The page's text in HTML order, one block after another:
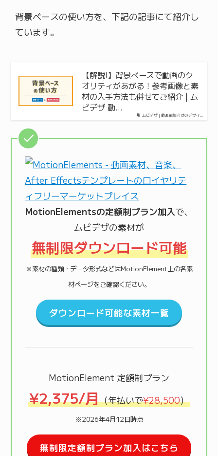
背景ベースの使い方を、下記の記事にて紹介し
ています。
ムビデザ | 動画編集向けのデザイ…
【解説!】背景ベースで動画のク
オリティがあがる！参考画像と素
材の入手方法も併せてご紹介 | ム
ビデザ 動…
MotionElementsの定額制プラン加入で、
ムビデザの素材が
無制限ダウンロード可能
※素材の種類・データ形式などはMotionElement上の各素
材ページをご確認ください。
ダウンロード可能な素材一覧
MotionElement 定額制プラン
¥2,375/月（年払いで¥28,500）
※2026年4月12日時点
無制限定額制プラン加入はこちら